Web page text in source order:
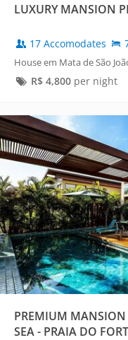
LUXURY MANSION
17 Accomodates
House em Mata de São
R$ 4,800per night
PREMIUM
SEA - PRAIA DO